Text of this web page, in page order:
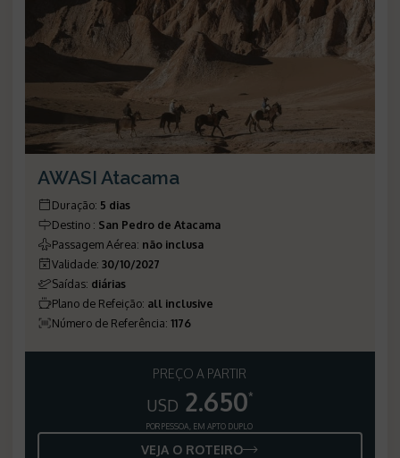
AWASI Atacama
Duração: 5 dias
Destino : San Pedro de Atacama
Passagem Aérea: não inclusa
Validade: 30/10/2027
Saídas: diárias
Plano de Refeição: all inclusive
Número de Referência: 1176
PREÇO A PARTIR
USD 2.650*
POR PESSOA, EM APTO DUPLO
VEJA O ROTEIRO